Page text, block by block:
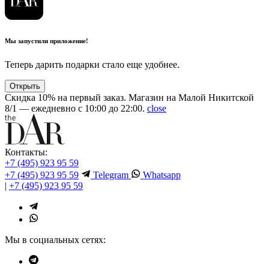
Мы запустили приложение!
Теперь дарить подарки стало еще удобнее.
Открыть
Скидка 10% на первый заказ. Магазин на Малой Никитской
8/1 — ежедневно с 10:00 до 22:00. close
Контакты:
+7 (495) 923 95 59
+7 (495) 923 95 59
Telegram
Whatsapp
| +7 (495) 923 95 59
Мы в социальных сетях: